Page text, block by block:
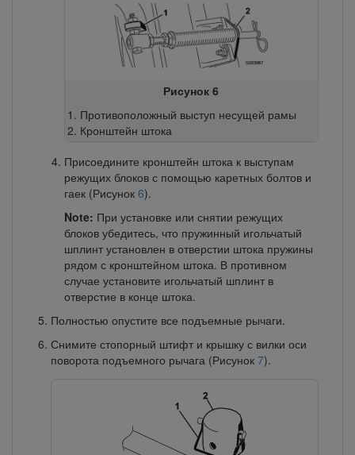
Рисунок 6
Противоположный выступ несущей рамы
Кронштейн штока
Присоедините кронштейн штока к выступам
режущих блоков с помощью каретных болтов и
гаек (Рисунок 6).
Note: При установке или снятии режущих
блоков убедитесь, что пружинный игольчатый
шплинт установлен в отверстии штока пружины
рядом с кронштейном штока. В противном
случае установите игольчатый шплинт в
отверстие в конце штока.
Полностью опустите все подъемные рычаги.
Снимите стопорный штифт и крышку с вилки оси
поворота подъемного рычага (Рисунок 7).